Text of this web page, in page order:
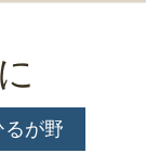
るが野